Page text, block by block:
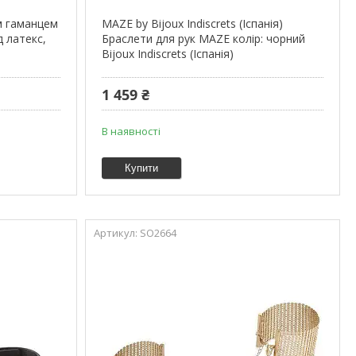
гаманцем
латекс,
MAZE by Bijoux Indiscrets (Іспанія)
Браслети для рук MAZE колір: чорний
Bijoux Indiscrets (Іспанія)
1 459 ₴
В наявності
Купити
SO2664